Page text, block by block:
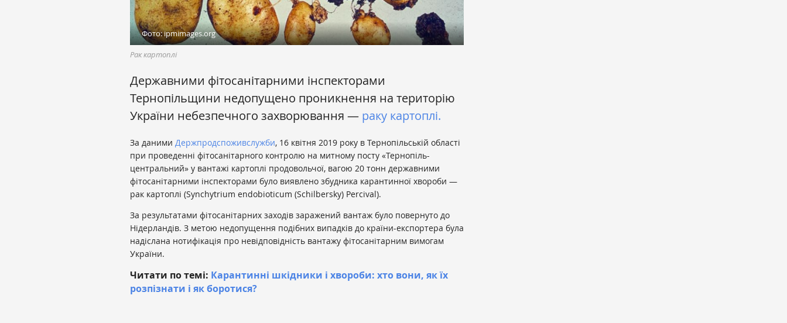
Фото: ipmimages.org
Рак картоплі
Державними фітосанітарними інспекторами
Тернопільщини недопущено проникнення на територію
України небезпечного захворювання — раку картоплі.
За даними Держпродспоживслужби, 16 квітня 2019 року в Тернопільській області
при проведенні фітосанітарного контролю на митному посту «Тернопіль-
центральний» у вантажі картоплі продовольчої, вагою 20 тонн державними
фітосанітарними інспекторами було виявлено збудника карантинної хвороби —
рак картоплі (Synchytrium endobioticum (Schilbersky) Percival).
За результатами фітосанітарних заходів заражений вантаж було повернуто до
Нідерландів. З метою недопущення подібних випадків до країни-експортера була
надіслана нотифікація про невідповідність вантажу фітосанітарним вимогам
України.
Читати по темі: Карантинні шкідники і хвороби: хто вони, як їх
розпізнати і як боротися?